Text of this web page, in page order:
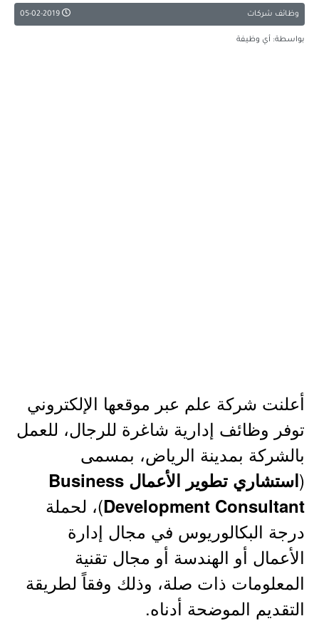
وظائف شركات
بواسطة: أي وظيفة
أعلنت شركة علم عبر موقعها الإلكتروني
توفر وظائف إدارية شاغرة للرجال، للعمل
بالشركة بمدينة الرياض، بمسمى
(
استشاري تطوير الأعمال Business
Development Consultant)، لحملة
درجة البكالوريوس في مجال إدارة
الأعمال أو الهندسة أو مجال تقنية
المعلومات ذات صلة، وذلك وفقاً لطريقة
التقديم الموضحة أدناه.